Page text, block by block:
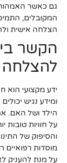
גם כאשר
המקובלים,
הצלחה אישית
הקשר
ידע מקצועי הוא
ומידע נגיש
הילד ושל האם.
על חוויות טובות
והסיפוק של
מוסדות רפואיים
על מנת להעניק